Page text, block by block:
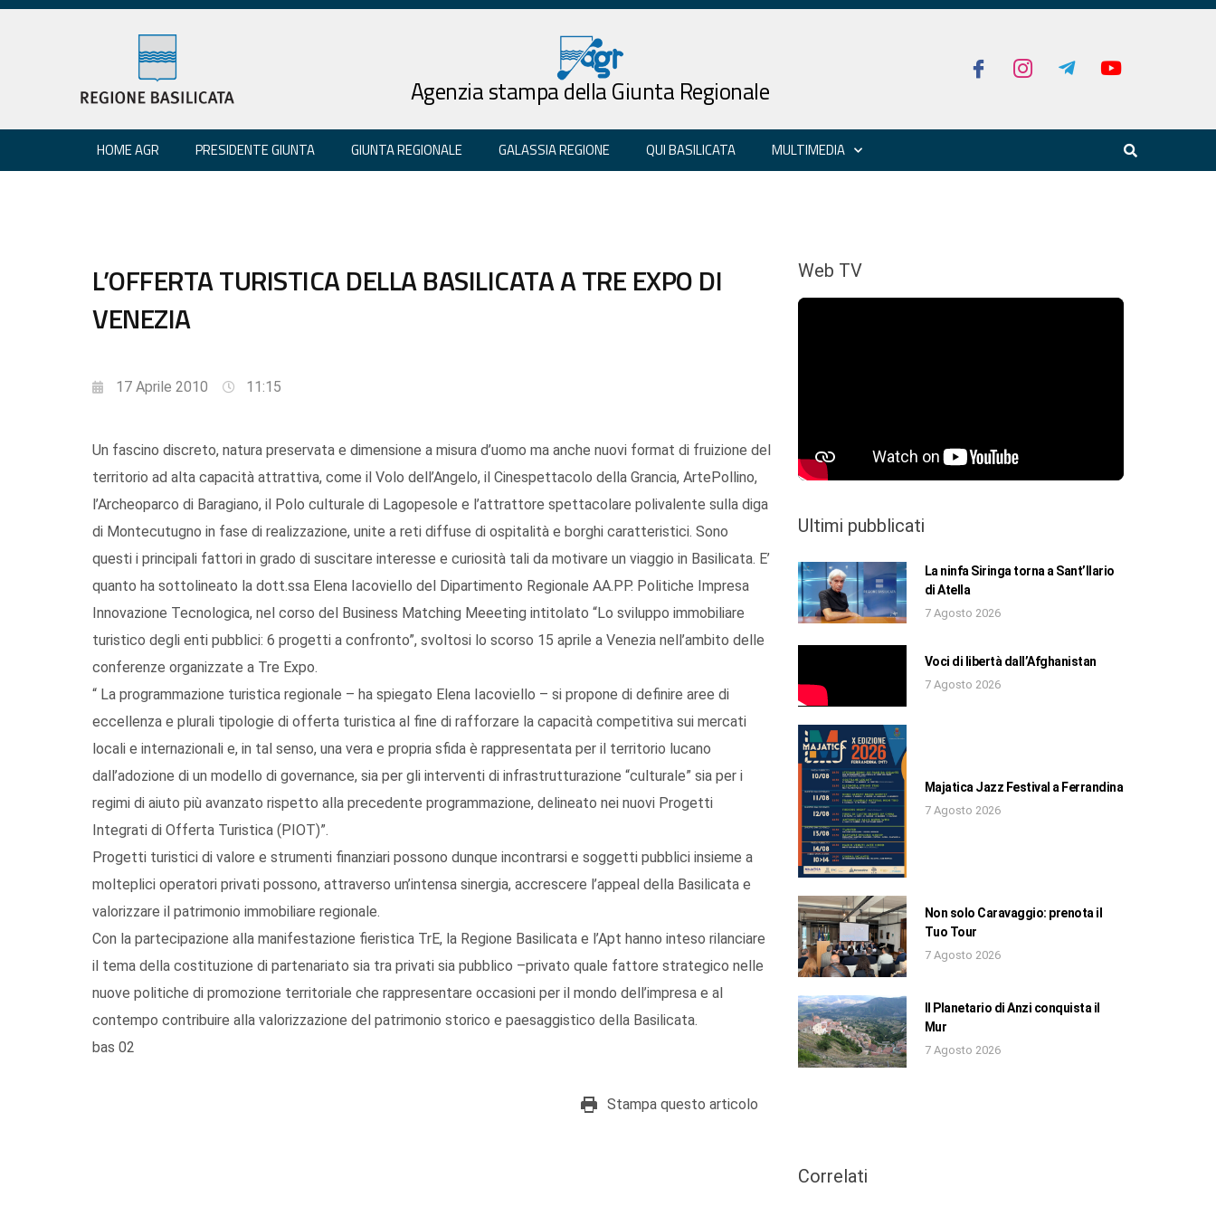
Agenzia stampa della Giunta Regionale
HOME AGR PRESIDENTE GIUNTA GIUNTA REGIONALE GALASSIA REGIONE QUI BASILICATA MULTIMEDIA
L’OFFERTA TURISTICA DELLA BASILICATA A TRE EXPO DI
VENEZIA
17 Aprile 2010 11:15
Un fascino discreto, natura preservata e dimensione a misura d’uomo ma anche nuovi format di fruizione del
territorio ad alta capacità attrattiva, come il Volo dell’Angelo, il Cinespettacolo della Grancia, ArtePollino,
l’Archeoparco di Baragiano, il Polo culturale di Lagopesole e l’attrattore spettacolare polivalente sulla diga
di Montecutugno in fase di realizzazione, unite a reti diffuse di ospitalità e borghi caratteristici. Sono
questi i principali fattori in grado di suscitare interesse e curiosità tali da motivare un viaggio in Basilicata. E’
quanto ha sottolineato la dott.ssa Elena Iacoviello del Dipartimento Regionale AA.PP. Politiche Impresa
Innovazione Tecnologica, nel corso del Business Matching Meeeting intitolato “Lo sviluppo immobiliare
turistico degli enti pubblici: 6 progetti a confronto”, svoltosi lo scorso 15 aprile a Venezia nell’ambito delle
conferenze organizzate a Tre Expo.
“ La programmazione turistica regionale – ha spiegato Elena Iacoviello – si propone di definire aree di
eccellenza e plurali tipologie di offerta turistica al fine di rafforzare la capacità competitiva sui mercati
locali e internazionali e, in tal senso, una vera e propria sfida è rappresentata per il territorio lucano
dall’adozione di un modello di governance, sia per gli interventi di infrastrutturazione “culturale” sia per i
regimi di aiuto più avanzato rispetto alla precedente programmazione, delineato nei nuovi Progetti
Integrati di Offerta Turistica (PIOT)”.
Progetti turistici di valore e strumenti finanziari possono dunque incontrarsi e soggetti pubblici insieme a
molteplici operatori privati possono, attraverso un’intensa sinergia, accrescere l’appeal della Basilicata e
valorizzare il patrimonio immobiliare regionale.
Con la partecipazione alla manifestazione fieristica TrE, la Regione Basilicata e l’Apt hanno inteso rilanciare
il tema della costituzione di partenariato sia tra privati sia pubblico –privato quale fattore strategico nelle
nuove politiche di promozione territoriale che rappresentare occasioni per il mondo dell’impresa e al
contempo contribuire alla valorizzazione del patrimonio storico e paesaggistico della Basilicata.
bas 02
Stampa questo articolo
Web TV
Ultimi pubblicati
La ninfa Siringa torna a Sant’Ilario
di Atella
7 Agosto 2026
Voci di libertà dall’Afghanistan
7 Agosto 2026
Majatica Jazz Festival a Ferrandina
7 Agosto 2026
Non solo Caravaggio: prenota il
Tuo Tour
7 Agosto 2026
Il Planetario di Anzi conquista il
Mur
7 Agosto 2026
Correlati